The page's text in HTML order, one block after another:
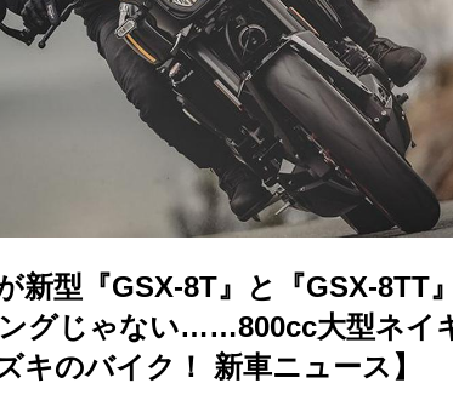
新型『GSX-8T』と『GSX-8TT
グじゃない……800cc大型ネイ
キのバイク！ 新車ニュース】